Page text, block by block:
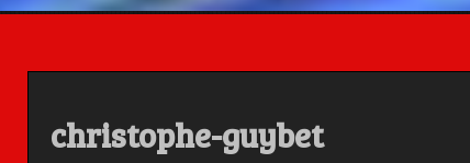
christophe-guybet